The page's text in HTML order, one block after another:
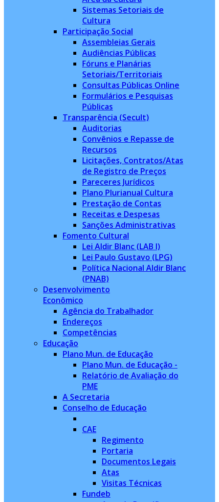
Sistemas Setoriais de
Cultura
Participação Social
Assembleias Gerais
Audiências Públicas
Fóruns e Planárias
Setoriais/Territoriais
Consultas Públicas Online
Formulários e Pesquisas
Públicas
Transparência (Secult)
Auditorias
Convênios e Repasse de
Recursos
Licitações, Contratos/Atas
de Registro de Preços
Pareceres Jurídicos
Plano Plurianual Cultura
Prestação de Contas
Receitas e Despesas
Sanções Administrativas
Fomento Cultural
Lei Aldir Blanc (LAB I)
Lei Paulo Gustavo (LPG)
Política Nacional Aldir Blanc
(PNAB)
Desenvolvimento
Econômico
Agência do Trabalhador
Endereços
Competências
Educação
Plano Mun. de Educação
Plano Mun. de Educação -
Relatório de Avaliação do
PME
A Secretaria
Conselho de Educação
CAE
Regimento
Portaria
Documentos Legais
Atas
Visitas Técnicas
Fundeb